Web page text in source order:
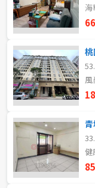
租金(元)
海
風
健